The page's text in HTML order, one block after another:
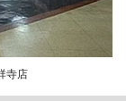
寺店